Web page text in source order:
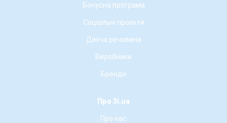
Бонусна програма
Соціальні проєкти
Діюча речовина
Виробники
Бренди
Про 3i.ua
Про нас